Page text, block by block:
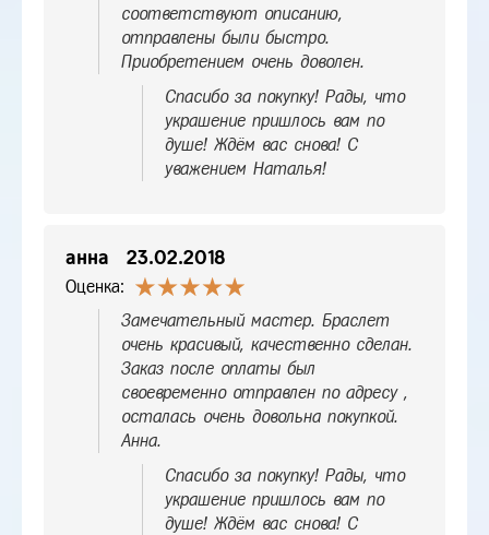
соответствуют описанию,
отправлены были быстро.
Приобретением очень доволен.
Спасибо за покупку! Рады, что
украшение пришлось вам по
душе! Ждём вас снова! С
уважением Наталья!
анна 23.02.2018
Оценка:
Замечательный мастер. Браслет
очень красивый, качественно сделан.
Заказ после оплаты был
своевременно отправлен по адресу ,
осталась очень довольна покупкой.
Анна.
Спасибо за покупку! Рады, что
украшение пришлось вам по
душе! Ждём вас снова! С